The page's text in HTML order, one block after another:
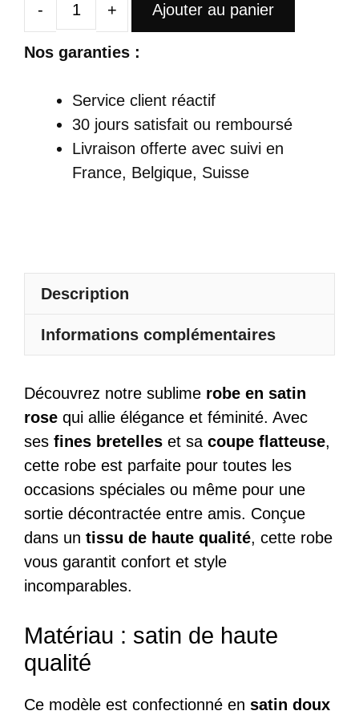
quantité
de
Satin
Courte
Rose
À
Ajouter au panier
Nos garanties :
Service client réactif
30 jours satisfait ou remboursé
Livraison offerte avec suivi en
France, Belgique, Suisse
Description
Informations complémentaires
Découvrez notre sublime robe en satin
rose qui allie élégance et féminité. Avec
ses fines bretelles et sa coupe flatteuse,
cette robe est parfaite pour toutes les
occasions spéciales ou même pour une
sortie décontractée entre amis. Conçue
dans un tissu de haute qualité, cette robe
vous garantit confort et style
incomparables.
Matériau : satin de haute
qualité
Ce modèle est confectionné en satin doux